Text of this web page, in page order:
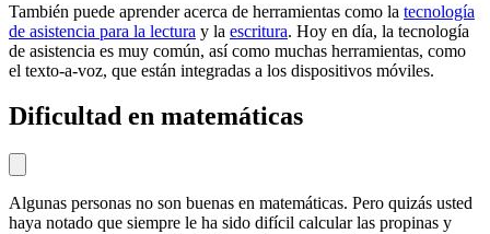
También puede aprender acerca de herramientas como la tecnología
de asistencia para la lectura y la escritura. Hoy en día, la tecnología
de asistencia es muy común, así como muchas herramientas, como
el texto-a-voz, que están integradas a los dispositivos móviles.
Dificultad en matemáticas
Algunas personas no son buenas en matemáticas. Pero quizás usted
haya notado que siempre le ha sido difícil calcular las propinas y